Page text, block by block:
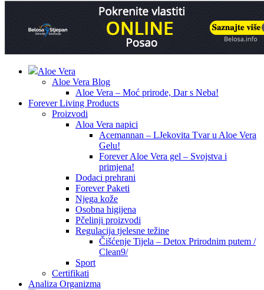
Aloe Vera
Aloe Vera Blog
Aloe Vera – Moć prirode, Dar s Neba!
Forever Living Products
Proizvodi
Aloa Vera napici
Acemannan – LJekovita Tvar u Aloe Vera
Gelu!
Forever Aloe Vera gel – Svojstva i
primjena!
Dodaci prehrani
Forever Paketi
Njega kože
Osobna higijena
Pčelinji proizvodi
Regulacija tjelesne težine
Čišćenje Tijela – Detox Prirodnim putem /
Clean9/
Sport
Certifikati
Analiza Organizma